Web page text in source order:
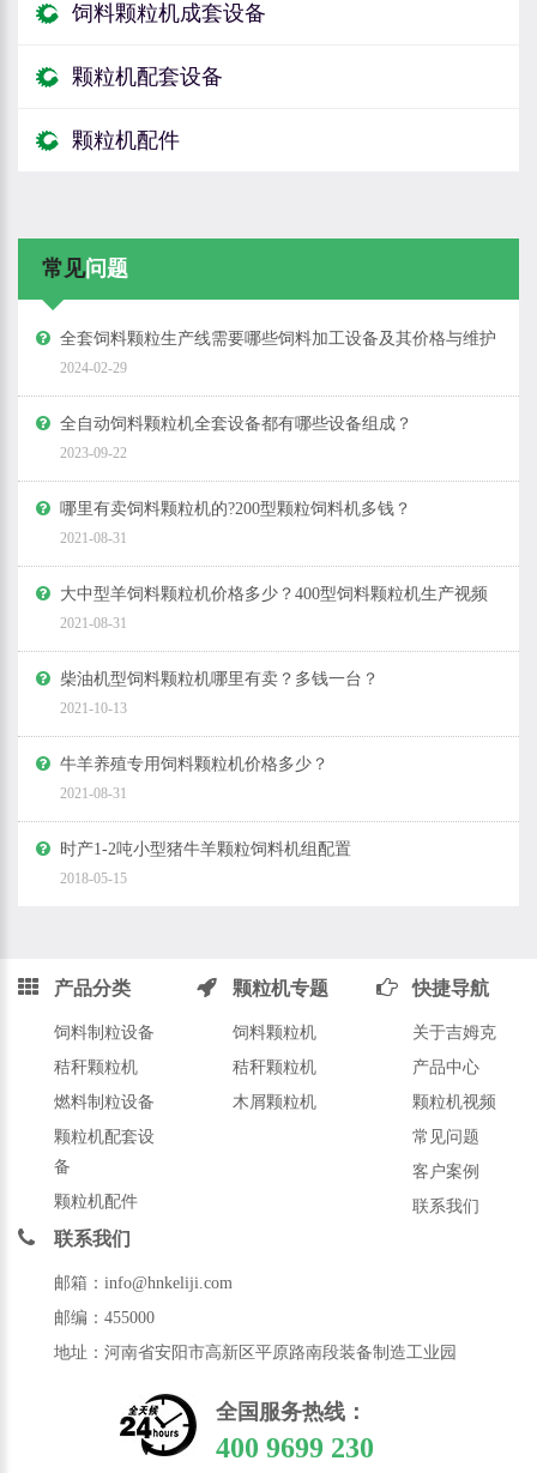
饲料颗粒机成套设备
颗粒机配套设备
颗粒机配件
常见问题
全套饲料颗粒生产线需要哪些饲料加工设备及其价格与维护
2024-02-29
全自动饲料颗粒机全套设备都有哪些设备组成？
2023-09-22
哪里有卖饲料颗粒机的?200型颗粒饲料机多钱？
2021-08-31
大中型羊饲料颗粒机价格多少？400型饲料颗粒机生产视频
2021-08-31
柴油机型饲料颗粒机哪里有卖？多钱一台？
2021-10-13
牛羊养殖专用饲料颗粒机价格多少？
2021-08-31
时产1-2吨小型猪牛羊颗粒饲料机组配置
2018-05-15
产品分类
饲料制粒设备
秸秆颗粒机
燃料制粒设备
颗粒机配套设
备
颗粒机配件
颗粒机专题
饲料颗粒机
秸秆颗粒机
木屑颗粒机
快捷导航
关于吉姆克
产品中心
颗粒机视频
常见问题
客户案例
联系我们
联系我们
邮箱：info@hnkeliji.com
邮编：455000
地址：河南省安阳市高新区平原路南段装备制造工业园
全国服务热线：
400 9699 230